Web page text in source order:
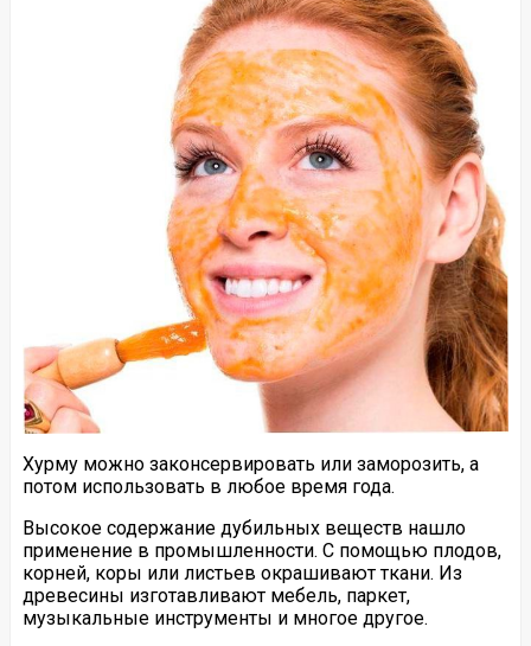
Хурму можно законсервировать или заморозить, а
потом использовать в любое время года.
Высокое содержание дубильных веществ нашло
применение в промышленности. С помощью плодов,
корней, коры или листьев окрашивают ткани. Из
древесины изготавливают мебель, паркет,
музыкальные инструменты и многое другое.